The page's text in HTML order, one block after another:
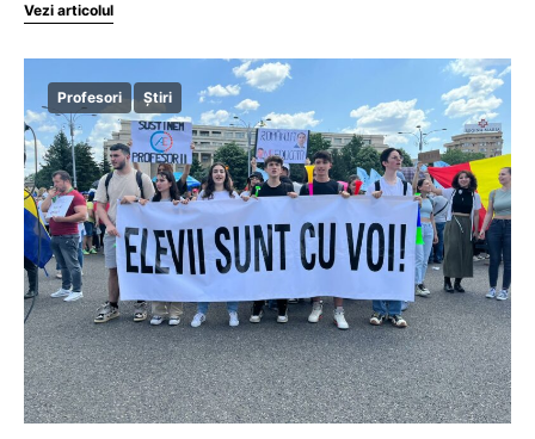
Vezi articolul
Profesori Știri